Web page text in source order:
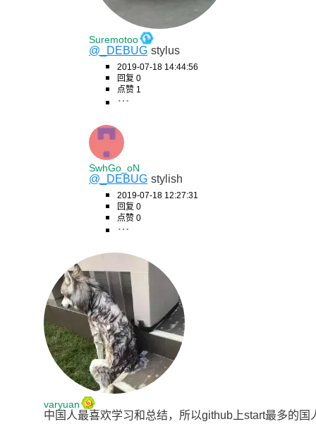
Suremotoo
@_DEBUG stylus
2019-07-18 14:44:56
回复 0
点赞 1
SwhGo_oN
@_DEBUG stylish
2019-07-18 12:27:31
回复 0
点赞 0
varyuan
中国人最喜欢学习和总结，所以github上start最多的国